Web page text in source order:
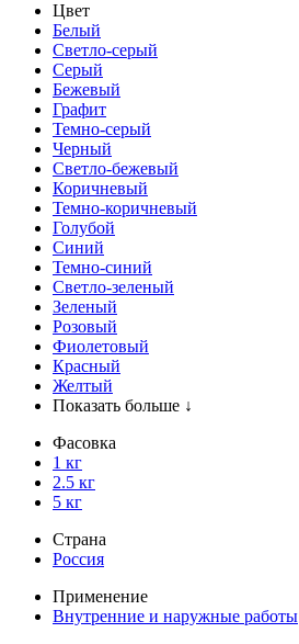
Цвет
Белый
Светло-серый
Серый
Бежевый
Графит
Темно-серый
Черный
Светло-бежевый
Коричневый
Темно-коричневый
Голубой
Синий
Темно-синий
Светло-зеленый
Зеленый
Розовый
Фиолетовый
Красный
Желтый
Показать больше ↓
Фасовка
1 кг
2.5 кг
5 кг
Страна
Россия
Применение
Внутренние и наружные работы